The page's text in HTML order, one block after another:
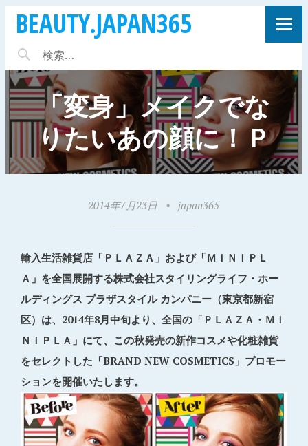
BEAUTY.JAPAN365
「変身」メイクでな
りたいあの顔に！Ｐ
2014年7月23日 • japan365
輸入生活雑貨店「ＰＬＡＺＡ」および「ＭＩＮＩＰＬ
Ａ」を全国展開する株式会社スタイリングライフ・ホー
ルディングス プラザスタイル カンパニー（東京都新宿
区）は、2014年8月中旬より、全国の「ＰＬＡＺＡ・ＭＩ
ＮＩＰＬＡ」にて、この秋発売の新作コスメや化粧雑貨
をセレクトした「BRAND NEW COSMETICS」プロモー
ションを開催いたします。